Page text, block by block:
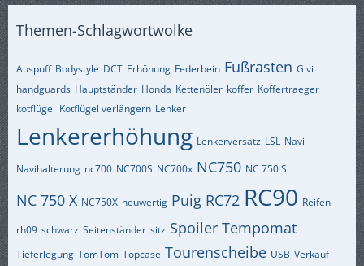
Themen-Schlagwortwolke
Auspuff Bodystyle DCT Erhöhung Federbein Fußrasten Givi
handguards Hauptständer Honda Kettenöler koffer Koffertraeger
kotflügel Kotflügel verlängern Lenker
Lenkererhöhung Lenkerversatz LSL Navi
Navihalterung nc700 NC700S NC700x NC750 NC 750 S
NC 750 X NC750X neuwertig Puig RC72 RC90 Reifen
rh09 schwarz Seitenständer sitz Spoiler Tempomat
Tieferlegung TomTom Topcase Tourenscheibe USB Verkauf